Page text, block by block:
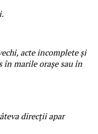
acte incomplete și
în marile orașe sau în
direcții apar